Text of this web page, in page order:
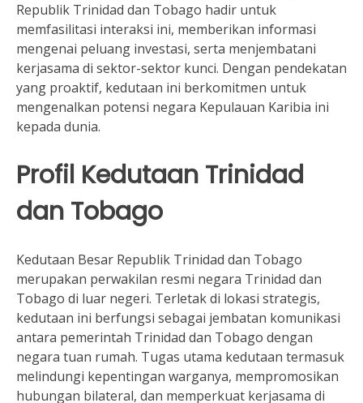
Republik Trinidad dan Tobago hadir untuk
memfasilitasi interaksi ini, memberikan informasi
mengenai peluang investasi, serta menjembatani
kerjasama di sektor-sektor kunci. Dengan pendekatan
yang proaktif, kedutaan ini berkomitmen untuk
mengenalkan potensi negara Kepulauan Karibia ini
kepada dunia.
Profil Kedutaan Trinidad
dan Tobago
Kedutaan Besar Republik Trinidad dan Tobago
merupakan perwakilan resmi negara Trinidad dan
Tobago di luar negeri. Terletak di lokasi strategis,
kedutaan ini berfungsi sebagai jembatan komunikasi
antara pemerintah Trinidad dan Tobago dengan
negara tuan rumah. Tugas utama kedutaan termasuk
melindungi kepentingan warganya, mempromosikan
hubungan bilateral, dan memperkuat kerjasama di